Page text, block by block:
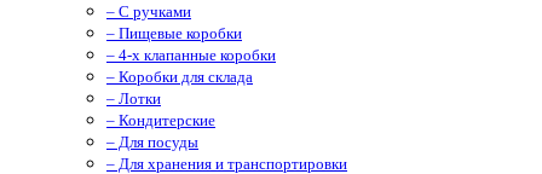
– С ручками
– Пищевые коробки
– 4-х клапанные коробки
– Коробки для склада
– Лотки
– Кондитерские
– Для посуды
– Для хранения и транспортировки